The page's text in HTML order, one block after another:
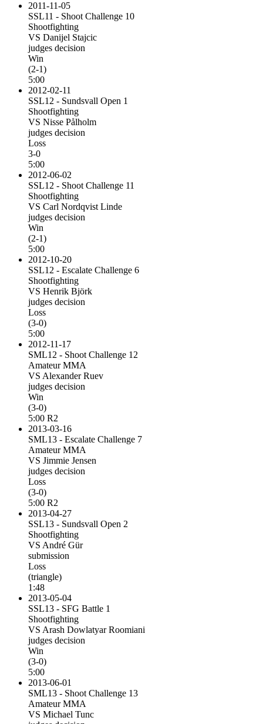
2011-11-05
SSL11 - Shoot Challenge 10
Shootfighting
VS Danijel Stajcic
judges decision
Win
(2-1)
5:00
2012-02-11
SSL12 - Sundsvall Open 1
Shootfighting
VS Nisse Pålholm
judges decision
Loss
3-0
5:00
2012-06-02
SSL12 - Shoot Challenge 11
Shootfighting
VS Carl Nordqvist Linde
judges decision
Win
(2-1)
5:00
2012-10-20
SSL12 - Escalate Challenge 6
Shootfighting
VS Henrik Björk
judges decision
Loss
(3-0)
5:00
2012-11-17
SML12 - Shoot Challenge 12
Amateur MMA
VS Alexander Ruev
judges decision
Win
(3-0)
5:00 R2
2013-03-16
SML13 - Escalate Challenge 7
Amateur MMA
VS Jimmie Jensen
judges decision
Loss
(3-0)
5:00 R2
2013-04-27
SSL13 - Sundsvall Open 2
Shootfighting
VS André Gür
submission
Loss
(triangle)
1:48
2013-05-04
SSL13 - SFG Battle 1
Shootfighting
VS Arash Dowlatyar Roomiani
judges decision
Win
(3-0)
5:00
2013-06-01
SML13 - Shoot Challenge 13
Amateur MMA
VS Michael Tunc